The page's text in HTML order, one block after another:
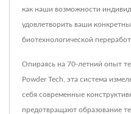
как наши возможности
удовлетворить ваши
биотехнологической
Опираясь на 70-летний опыт
Powder Tech, эта система
себя современные
предотвращают образование